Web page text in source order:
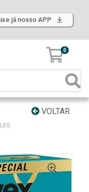
já nosso APP
0
VOLTAR